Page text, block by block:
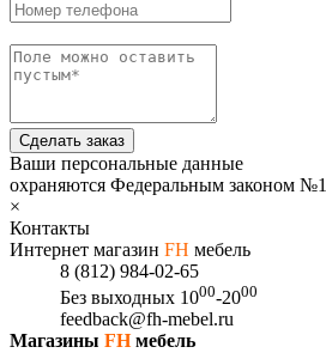
Сделать заказ
Ваши персональные данные
охраняются Федеральным законом
×
Контакты
Интернет магазин FH мебель
8 (812) 984-02-65
Без выходных 1000-2000
feedback@fh-mebel.ru
Магазины FHмебель